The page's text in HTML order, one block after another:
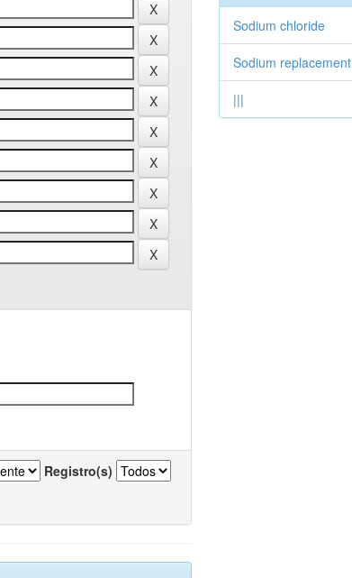
Registro(s)
Sodium chloride
Sodium replacement
|||